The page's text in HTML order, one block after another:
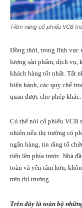
Tiềm năng cổ phiếu VCB
Đồng thời, trong lĩnh vực
lượng sản phẩm, dịch vụ,
khách hàng tốt nhất. Tất
hiện hành, các quy chế
quan được cho phép khác.
Có thể nói cổ phiếu VCB
nhiên nếu thị trường có
ngân hàng, tin rằng tổ
tiến lên phía trước. Nhà
toàn và yên tâm hơn,
trên thị trường.
Trên đây là toàn bộ